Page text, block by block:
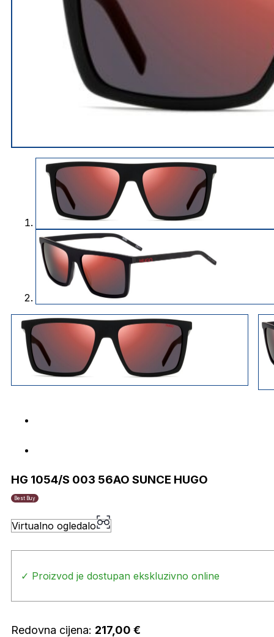
HG 1054/S 003 56AO SUNCE HUGO
Best Buy
Virtualno ogledalo
✓ Proizvod je dostupan ekskluzivno online
Redovna cijena: 217,00 €